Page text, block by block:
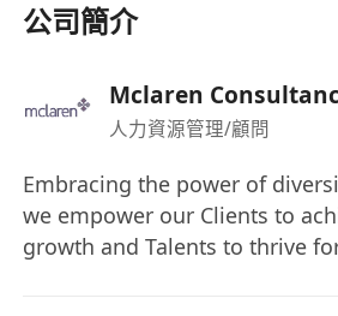
公司簡介
Mclaren
人力資源管理/顧問
Embracing the power of
we empower our Clients to
growth and Talents to thrive